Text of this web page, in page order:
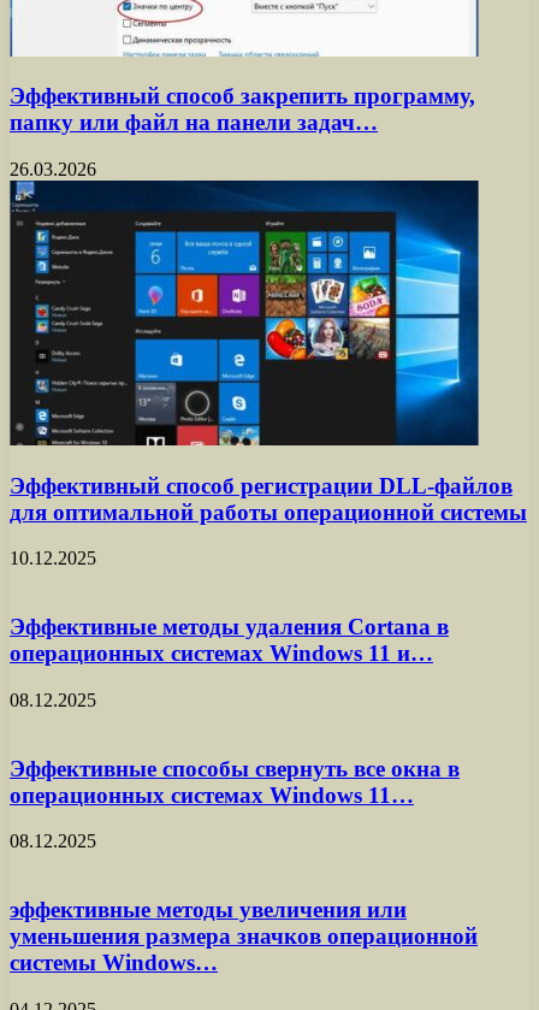
Эффективный способ закрепить программу,
папку или файл на панели задач…
26.03.2026
Эффективный способ регистрации DLL-файлов
для оптимальной работы операционной системы
10.12.2025
Эффективные методы удаления Cortana в
операционных системах Windows 11 и…
08.12.2025
Эффективные способы свернуть все окна в
операционных системах Windows 11…
08.12.2025
эффективные методы увеличения или
уменьшения размера значков операционной
системы Windows…